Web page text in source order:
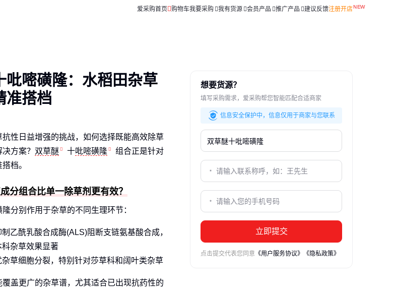
爱采购首页 购物车我要采购 我有货源 会员产品 推广产品 建议反馈注册开店
吡嘧磺隆：水稻田杂草
准搭档
抗性日益增强的挑战，如何选择既能高效除草
方案？ 双草醚 十吡嘧磺隆
组合正是针对
档。
分组合比单一除草剂更有效？
分别作用于杂草的不同生理环节：
乙酰乳酸合成酶(ALS)阻断支链氨基酸合成，
杂草效果显著
杂草细胞分裂，特别针对莎草科和阔叶类杂草
盖更广的杂草谱，尤其适合已出现抗药性的
想要货源？
填写采购需求，爱采购帮您智能匹配合适商家
信息安全保护中，信息仅用于商家与您联系
立即提交
点击提交代表您同意 《用户服务协议》 《隐私政策》